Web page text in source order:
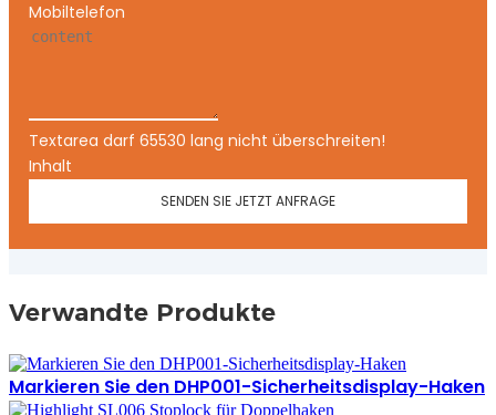
Mobiltelefon
Textarea darf 65530 lang nicht überschreiten!
Inhalt
SENDEN SIE JETZT ANFRAGE
Verwandte Produkte
Markieren Sie den DHP001-Sicherheitsdisplay-Haken